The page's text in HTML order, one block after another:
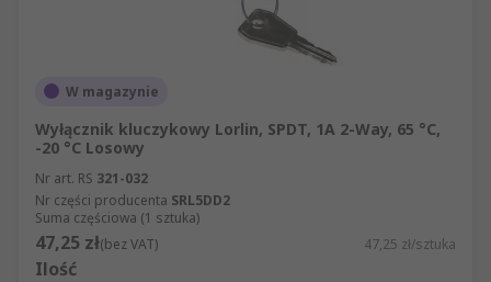
W magazynie
Wyłącznik kluczykowy Lorlin, SPDT, 1A 2-Way, 65 °C,
-20 °C Losowy
Nr art. RS 321-032
Nr części producenta SRL5DD2
Suma częściowa (1 sztuka)
47,25 zł(bez VAT) 47,25 zł/sztuka
Ilość